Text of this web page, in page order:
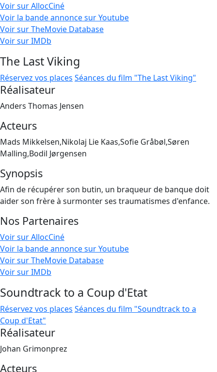
Voir sur AllocCiné
Voir la bande annonce sur Youtube
Voir sur TheMovie Database
Voir sur IMDb
The Last Viking
Réservez vos places Séances du film "The Last Viking"
Réalisateur
Anders Thomas Jensen
Acteurs
Mads Mikkelsen,Nikolaj Lie Kaas,Sofie Gråbøl,Søren
Malling,Bodil Jørgensen
Synopsis
Afin de récupérer son butin, un braqueur de banque doit
aider son frère à surmonter ses traumatismes d'enfance.
Nos Partenaires
Voir sur AllocCiné
Voir la bande annonce sur Youtube
Voir sur TheMovie Database
Voir sur IMDb
Soundtrack to a Coup d'Etat
Réservez vos places Séances du film "Soundtrack to a
Coup d'Etat"
Réalisateur
Johan Grimonprez
Acteurs